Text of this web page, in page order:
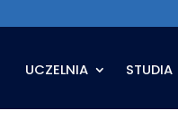
UCZELNIA STUDIA